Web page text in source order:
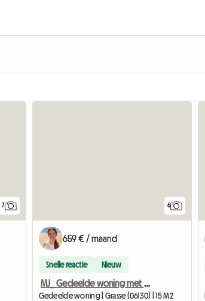
7 6
659 € / maand
Snelle reactie Nieuw
MJ_ Gedeelde woning met alle comfort
Gedeelde woning | Grasse (06130) | 15 M2